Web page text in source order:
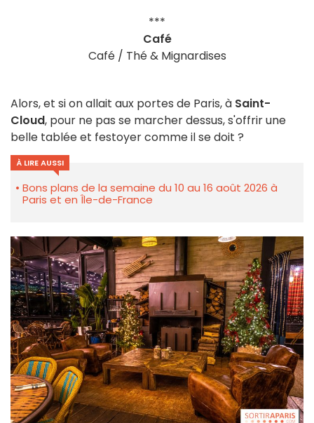
***
Café
Café / Thé & Mignardises
Alors, et si on allait aux portes de Paris, à Saint-
Cloud, pour ne pas se marcher dessus, s'offrir une
belle tablée et festoyer comme il se doit ?
À LIRE AUSSI
Bons plans de la semaine du 10 au 16 août 2026 à
Paris et en Île-de-France